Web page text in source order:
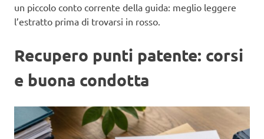
un piccolo conto corrente della guida: meglio leggere
l’estratto prima di trovarsi in rosso.
Recupero punti patente: corsi
e buona condotta